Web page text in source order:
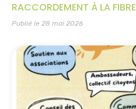
RACCORDEMENT À LA FIBRE
Publié le 28 mai 2026